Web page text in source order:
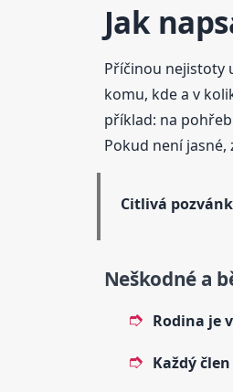
Jak
Příčinou nejistoty
komu, kde a v
příklad: na
Pokud není
Citlivá
Neškodné a
Rodina je
Každý